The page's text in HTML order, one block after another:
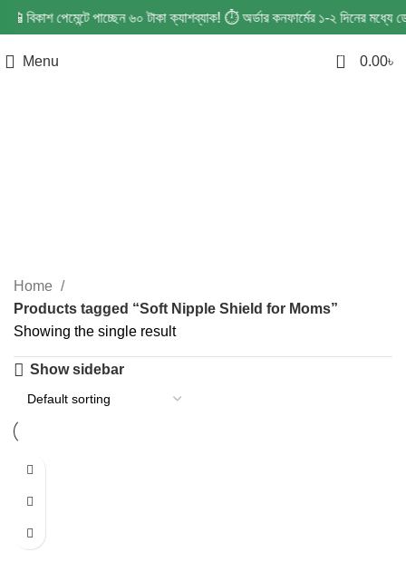
📲 বিকাশ পেমেন্টে পাচ্ছেন ৬০ টাকা ক্যাশব্যাক! ⏱️ অর্ডার কনফার্মের ১-২ দিনের
Menu 0 0.00৳
Home
Products tagged “Soft Nipple Shield for Moms”
Showing the single result
Show sidebar
-66%